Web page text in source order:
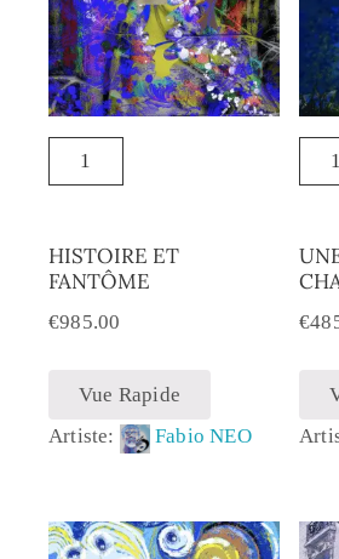
HISTOIRE ET
FANTÔME
€985.00
Vue Rapide
Artiste:
Fabio NEO
€